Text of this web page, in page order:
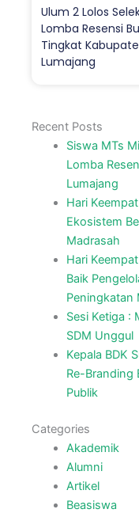
Ulum 2 Lolos
Lomba Resensi
Tingkat
Lumajang
Recent Posts
Siswa MTs
Lomba
Lumajang
Hari
Ekosistem
Madrasah
Hari
Baik
Peningkatan
Sesi Ketiga :
SDM Unggul
Kepala BDK
Re-Branding
Publik
Categories
Akademik
Alumni
Artikel
Beasiswa